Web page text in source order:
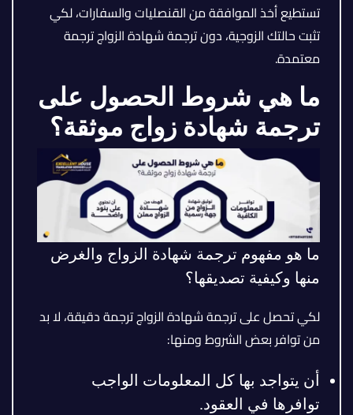
تستطيع أخذ الموافقة من القنصليات والسفارات، لكي
تثبت حالتك الزوجية، دون ترجمة شهادة الزواج ترجمة
معتمدة.
ما هي شروط الحصول على
ترجمة شهادة زواج موثقة؟
ما هو مفهوم ترجمة شهادة الزواج والغرض
منها وكيفية تصديقها؟
لكي تحصل على ترجمة شهادة الزواج ترجمة دقيقة، لا بد
من توافر بعض الشروط ومنها:
أن يتواجد بها كل المعلومات الواجب
توافرها في العقود.